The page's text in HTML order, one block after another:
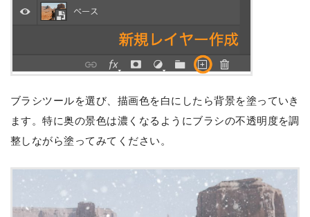
ブラシツールを選び、描画色を白にしたら背景を塗っていき
ます。特に奥の景色は濃くなるようにブラシの不透明度を調
整しながら塗ってみてください。